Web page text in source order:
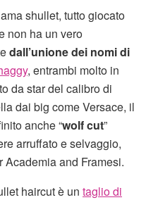
shullet, tutto giocato
non ha un vero
dall’unione dei nomi di
, entrambi molto in
da star del calibro di
dai big come Versace, il
anche “wolf cut”
arruffato e selvaggio,
and Framesi.
haircut è un taglio di